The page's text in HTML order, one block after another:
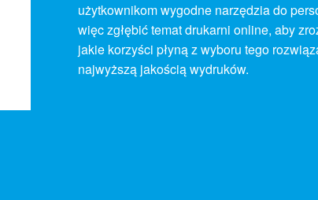
użytkownikom wygodne narzędzia do
więc zgłębić temat drukarni online, aby
jakie korzyści płyną z wyboru tego
najwyższą jakością wydruków.